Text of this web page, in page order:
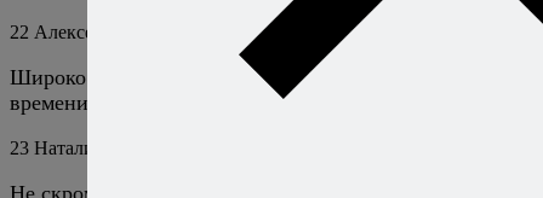
22 Алексей Онегин 19 декабря 2016 Ответить
Широко живете! У меня в конце года только на теорию
времени хватает. :))
23 Натали
Не скромничайте, Алексей :). Пост — это теория, но